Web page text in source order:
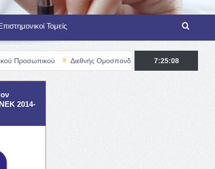
Τομείς
Διεθνής Ομοσπονδία Θαλασσαιμίας – TIF Fellowship
7:25:09
2014-